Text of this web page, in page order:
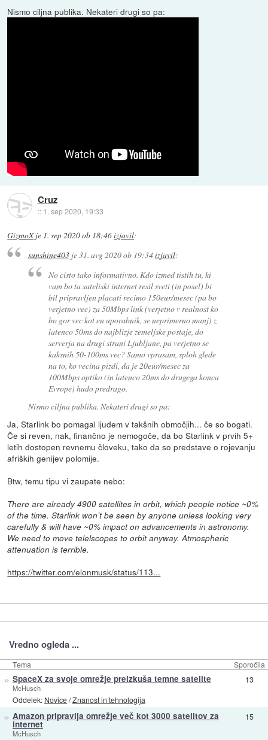
Nismo ciljna publika. Nekateri drugi so pa:
Cruz
:: 1. sep 2020, 19:33
GizmoXje 1. sep 2020 ob 18:46izjavil:
sunshine403je31. avg 2020 ob 19:34izjavil:
No cisto tako informativno. Kdo izmed tistih tu, ki
vam bo ta sateliski internet resil sveti (in posel) bi
bil pripravljen placati recimo 150eur/mesec (pa bo
verjetno vec) za 50Mbps link (verjetno v realnost ko
bo gor vec kot en uporabnik, se neprimerno manj) z
latenco 50ms do najblizje zemeljske postaje, do
serverja na drugi strani Ljubljane, pa verjetno se
kaksnih 50-100ms vec? Samo vprasam, sploh glede
na to, ko vecina pizdi, da je 20eur/mesec za
100Mbps optiko (in latenco 20ms do drugega konca
Evrope) hudo predrago.
Nismo ciljna publika. Nekateri drugi so pa:
Ja, Starlink bo pomagal ljudem v takšnih območjih... če so bogati.
Če si reven, nak, finančno je nemogoče, da bo Starlink v prvih 5+
letih dostopen revnemu človeku, tako da so predstave o rojevanju
afriških genijev polomije.
Btw, temu tipu vi zaupate nebo:
There are already 4900 satellites in orbit, which people notice ~0%
of the time. Starlink won’t be seen by anyone unless looking very
carefully & will have ~0% impact on advancements in astronomy.
We need to move telelscopes to orbit anyway. Atmospheric
attenuation is terrible.
https://twitter.com/elonmusk/status/113...
Vredno ogleda ...
Tema Sporočila
» SpaceX za svoje omrežje preizkuša temne satelite
McHusch
Oddelek: Novice/Znanost in tehnologija
13
» Amazon pripravlja omrežje več kot 3000 satelitov za
internet
McHusch
15